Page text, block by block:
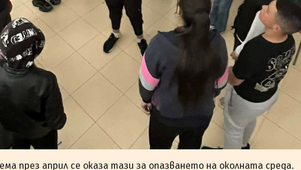
през април се оказа тази за опазването на околната среда.